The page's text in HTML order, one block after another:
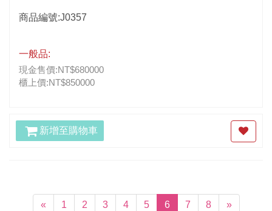
商品編號:J0357
一般品:
現金售價:NT$680000
櫃上價:NT$850000
新增至購物車
« 1 2 3 4 5 6(current)
7 8 »